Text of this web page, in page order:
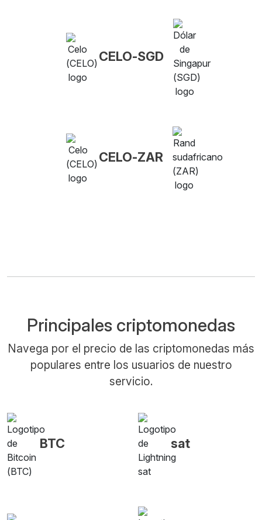
CELO-SGD
CELO-ZAR
Principales criptomonedas
Navega por el precio de las criptomonedas más
populares entre los usuarios de nuestro
servicio.
BTC sat